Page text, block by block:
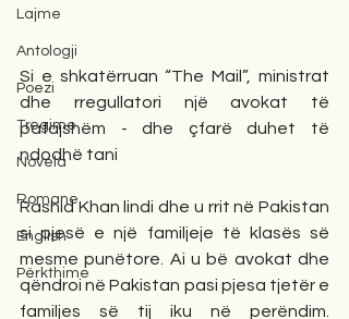
Lajme
Antologji
Poezi
Tregime
Novela
Romane
English
Përkthime
Si e shkatërruan “The Mail”, ministrat
dhe rregullatori një avokat të
pafajshëm - dhe çfarë duhet të
ndodhë tani
Rashid Khan lindi dhe u rrit në Pakistan
si pjesë e një familjeje të klasës së
mesme punëtore. Ai u bë avokat dhe
qëndroi në Pakistan pasi pjesa tjetër e
familjes së tij iku në perëndim.